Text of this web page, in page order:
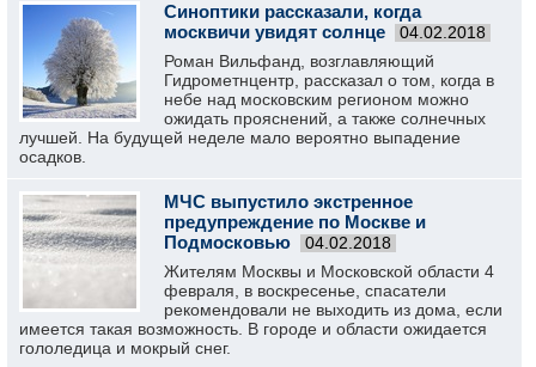
Синоптики рассказали, когда
москвичи увидят солнце
04.02.2018
Роман Вильфанд, возглавляющий
Гидрометнцентр, рассказал о том, когда в
небе над московским регионом можно
ожидать прояснений, а также солнечных
лучшей. На будущей неделе мало вероятно выпадение
осадков.
МЧС выпустило экстренное
предупреждение по Москве и
Подмосковью
04.02.2018
Жителям Москвы и Московской области 4
февраля, в воскресенье, спасатели
рекомендовали не выходить из дома, если
имеется такая возможность. В городе и области ожидается
гололедица и мокрый снег.